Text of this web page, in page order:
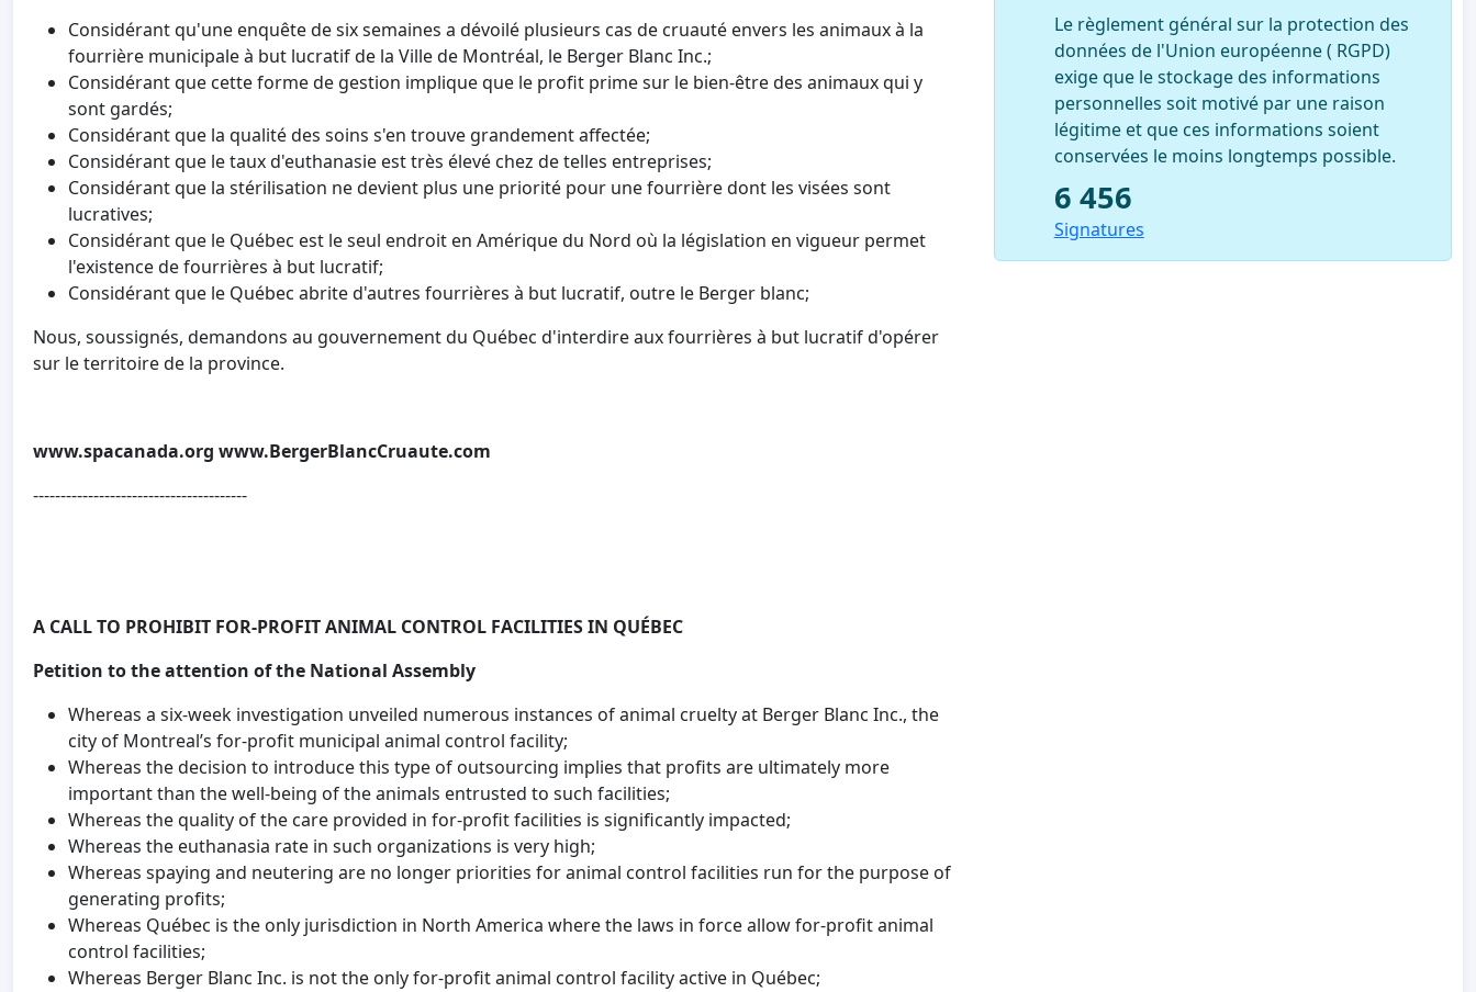
Considérant qu'une enquête de six semaines a dévoilé plusieurs cas de cruauté envers les animaux à la
fourrière municipale à but lucratif de la Ville de Montréal, le Berger Blanc Inc.;
Considérant que cette forme de gestion implique que le profit prime sur le bien-être des animaux qui y
sont gardés;
Considérant que la qualité des soins s'en trouve grandement affectée;
Considérant que le taux d'euthanasie est très élevé chez de telles entreprises;
Considérant que la stérilisation ne devient plus une priorité pour une fourrière dont les visées sont
lucratives;
Considérant que le Québec est le seul endroit en Amérique du Nord où la législation en vigueur permet
l'existence de fourrières à but lucratif;
Considérant que le Québec abrite d'autres fourrières à but lucratif, outre le Berger blanc;
Nous, soussignés, demandons au gouvernement du Québec d'interdire aux fourrières à but lucratif d'opérer
sur le territoire de la province.
www.spacanada.org www.BergerBlancCruaute.com
---------------------------------------
A CALL TO PROHIBIT FOR-PROFIT ANIMAL CONTROL FACILITIES IN QUÉBEC
Petition to the attention of the National Assembly
Whereas a six-week investigation unveiled numerous instances of animal cruelty at Berger Blanc Inc., the
city of Montreal’s for-profit municipal animal control facility;
Whereas the decision to introduce this type of outsourcing implies that profits are ultimately more
important than the well-being of the animals entrusted to such facilities;
Whereas the quality of the care provided in for-profit facilities is significantly impacted;
Whereas the euthanasia rate in such organizations is very high;
Whereas spaying and neutering are no longer priorities for animal control facilities run for the purpose of
generating profits;
Whereas Québec is the only jurisdiction in North America where the laws in force allow for-profit animal
control facilities;
Whereas Berger Blanc Inc. is not the only for-profit animal control facility active in Québec;
Le règlement général sur la protection des
données de l'Union européenne ( RGPD)
exige que le stockage des informations
personnelles soit motivé par une raison
légitime et que ces informations soient
conservées le moins longtemps possible.
6 456
Signatures